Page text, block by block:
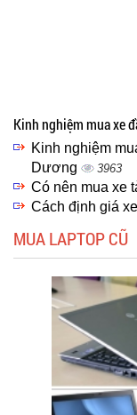
Kinh nghiệm mua xe
Kinh nghiệm
Dương
3963
Có nên mua xe
Cách định giá
MUA LAPTOP CŨ